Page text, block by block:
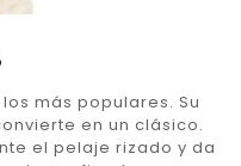
más populares. Su
en un clásico.
el pelaje rizado y da